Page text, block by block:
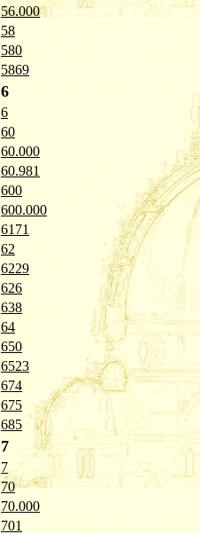
56.000
58
580
5869
6
6
60
60.000
60.981
600
600.000
6171
62
6229
626
638
64
650
6523
674
675
685
7
7
70
70.000
701